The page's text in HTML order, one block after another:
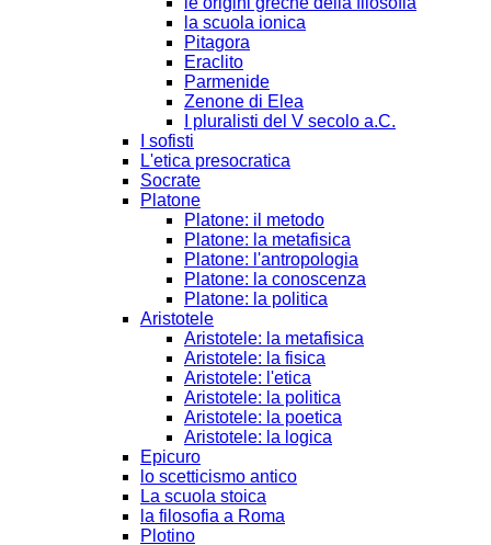
la scuola ionica
Pitagora
Eraclito
Parmenide
Zenone di Elea
I pluralisti del V secolo a.C.
I sofisti
L'etica presocratica
Socrate
Platone
Platone: il metodo
Platone: la metafisica
Platone: l'antropologia
Platone: la conoscenza
Platone: la politica
Aristotele
Aristotele: la metafisica
Aristotele: la fisica
Aristotele: l'etica
Aristotele: la politica
Aristotele: la poetica
Aristotele: la logica
Epicuro
lo scetticismo antico
La scuola stoica
la filosofia a Roma
Plotino